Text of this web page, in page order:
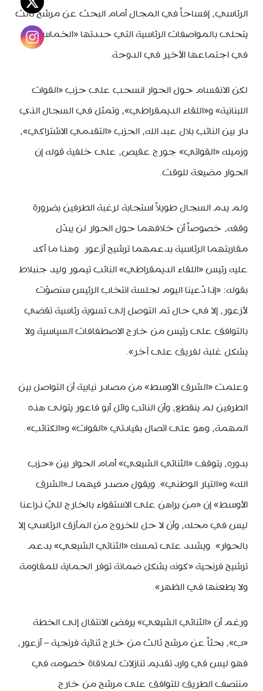
الرئاسي، إفساحاً في المجال أمام البحث عن مرشح ثالث
يتحلى بالمواصفات الرئاسية التي حددتها «الخماسية»
في اجتماعها الأخير في الدوحة.
لكن الانقسام حول الحوار انسحب على حزب «القوات
اللبنانية» و«اللقاء الديمقراطي»، وتمثل في السجال الذي
دار بين النائب بلال عبد الله، الحزب «التقدمي الاشتراكي»،
وزميله «القواتي» جورج عقيص، على خلفية قوله إن
الحوار مضيعة للوقت.
ولم يدم السجال طويلاً استجابة لرغبة الطرفين بضرورة
وقفه، خصوصاً أن خلافهما حول الحوار لن يبدّل
مقاربتهما الرئاسية بدعمهما ترشيح أزعور. وهذا ما أكد
عليه رئيس «اللقاء الديمقراطي» النائب تيمور وليد جنبلاط
بقوله: «إذا دُعينا اليوم لجلسة انتخاب الرئيس سنصوّت
لأزعور، إلا في حال تم التوصل إلى تسوية رئاسية تقضي
بالتوافق على رئيس من خارج الاصطفافات السياسية ولا
يشكل غلبة لفريق على آخر».
وعلمت «الشرق الأوسط» من مصادر نيابية أن التواصل بين
الطرفين لم ينقطع، وأن النائب وائل أبو فاعور يتولى هذه
المهمة، وهو على اتصال بقيادتي «القوات» و«الكتائب».
بدوره، يتوقف «الثنائي الشيعي» أمام الحوار بين «حزب
الله» و«التيار الوطني». ويقول مصدر فيهما لـ«الشرق
الأوسط» إن «من يراهن على الاستقواء بالخارج لليّ ذراعنا
ليس في محله، وأن لا حل للخروج من المأزق الرئاسي إلا
بالحوار». ويشدد على تمسك «الثنائي الشيعي» بدعم
ترشيح فرنجية «كونه يشكل ضمانة توفر الحماية للمقاومة
ولا يطعنها في الظهر».
ورغم أن «الثنائي الشيعي» يرفض الانتقال إلى الخطة
«ب»، بحثاً عن مرشح ثالث من خارج ثنائية فرنجية – أزعور،
فهو ليس في وارد تقديم تنازلات لملاقاة خصومه في
منتصف الطريق للتوافق على مرشح من خارج